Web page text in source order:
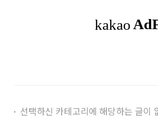
선택하신 카테고리에 해당하는 글이